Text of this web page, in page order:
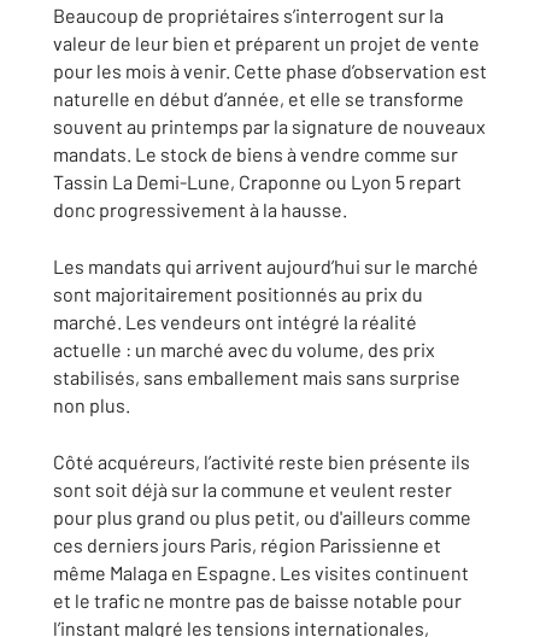
Beaucoup de propriétaires s’interrogent sur la
valeur de leur bien et préparent un projet de vente
pour les mois à venir. Cette phase d’observation est
naturelle en début d’année, et elle se transforme
souvent au printemps par la signature de nouveaux
mandats. Le stock de biens à vendre comme sur
Tassin La Demi-Lune, Craponne ou Lyon 5 repart
donc progressivement à la hausse.
Les mandats qui arrivent aujourd’hui sur le marché
sont majoritairement positionnés au prix du
marché. Les vendeurs ont intégré la réalité
actuelle : un marché avec du volume, des prix
stabilisés, sans emballement mais sans surprise
non plus.
Côté acquéreurs, l’activité reste bien présente ils
sont soit déjà sur la commune et veulent rester
pour plus grand ou plus petit, ou d'ailleurs comme
ces derniers jours Paris, région Parissienne et
même Malaga en Espagne. Les visites continuent
et le trafic ne montre pas de baisse notable pour
l’instant malgré les tensions internationales,